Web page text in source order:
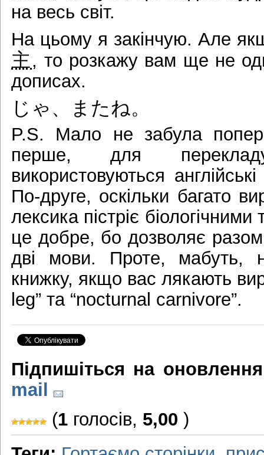
на весь світ.
На цьому я закінчую. Але
主 , то розкажу вам ще не
дописах.
じゃ、またね。
P.S. Мало не забула
перше, для
використовуються
По-друге, оскільки багато
лексика пістріє
це добре, бо дозволяє
дві мови. Проте, мабуть,
книжку, якщо вас лякають
leg” та “nocturnal carnivore”.
Підпишіться на оновлення
mail
(1 голосів, 5,00 )